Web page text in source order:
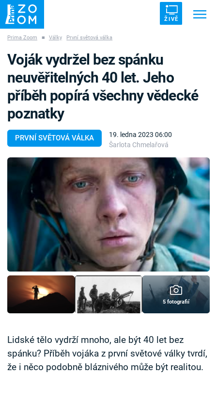
ŽIVĚ
ZÁHADY VETŘELCI DÁVNOVĚKU
Témata
Témata
Pořady
TV Program
Časopis
Sledujte prima+
Přihlášení
Prima Zoom ■ Války První světová válka
PRVNÍ SVĚTOVÁ VÁLKA
19. ledna 2023 06:00
Šarlota Chmelařová
Voják vydržel bez spánku
neuvěřitelných 40 let. Jeho
příběh popírá všechny vědecké
poznatky
5 fotografií
Lidské tělo vydrží mnoho, ale být 40 let bez
spánku? Příběh vojáka z první světové války tvrdí,
že i něco podobně bláznivého může být realitou.